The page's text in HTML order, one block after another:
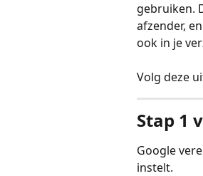
gebruiken.
afzender,
ook in je
Volg deze
Stap 1
Google
instelt.